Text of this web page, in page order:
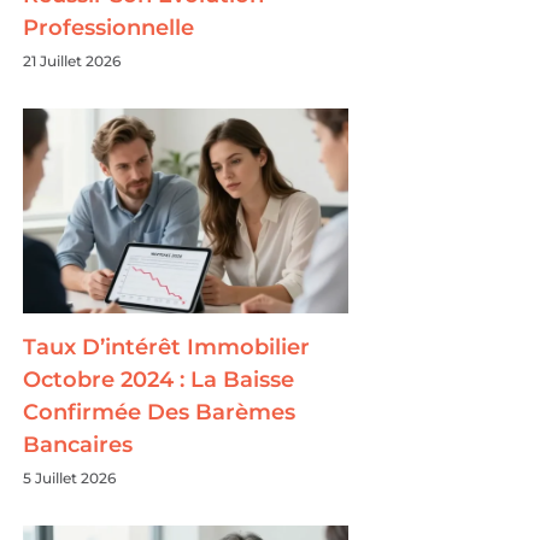
Professionnelle
21 Juillet 2026
Taux D’intérêt Immobilier
Octobre 2024 : La Baisse
Confirmée Des Barèmes
Bancaires
5 Juillet 2026